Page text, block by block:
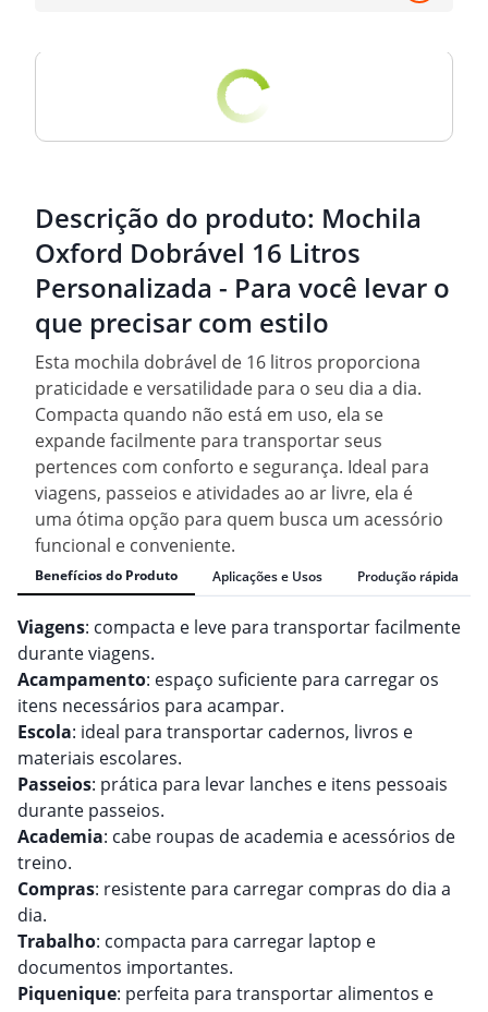
Descrição do produto: Mochila
Oxford Dobrável 16 Litros
Personalizada - Para você levar o
que precisar com estilo
Esta mochila dobrável de 16 litros proporciona
praticidade e versatilidade para o seu dia a dia.
Compacta quando não está em uso, ela se
expande facilmente para transportar seus
pertences com conforto e segurança. Ideal para
viagens, passeios e atividades ao ar livre, ela é
uma ótima opção para quem busca um acessório
funcional e conveniente.
Benefícios do Produto Aplicações e Usos Produção rápida
Viagens: compacta e leve para transportar facilmente
durante viagens.
Acampamento: espaço suficiente para carregar os
itens necessários para acampar.
Escola: ideal para transportar cadernos, livros e
materiais escolares.
Passeios: prática para levar lanches e itens pessoais
durante passeios.
Academia: cabe roupas de academia e acessórios de
treino.
Compras: resistente para carregar compras do dia a
dia.
Trabalho: compacta para carregar laptop e
documentos importantes.
Piquenique: perfeita para transportar alimentos e